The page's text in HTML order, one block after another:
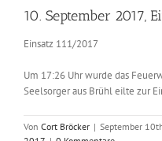
Bild
10. September 2017,
Einsatz 111/2017
Um 17:26 Uhr wurde das
Seelsorger aus Brühl eilte zur
Von Cort Bröcker | September